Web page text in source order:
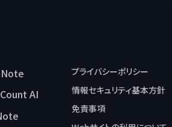
AI
プライバシーポリシー
情報セキュリティ基本方針
免責事項